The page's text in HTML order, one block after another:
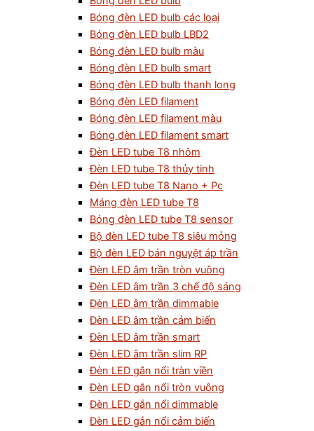
Bóng đèn LED bulb các loại
Bóng đèn LED bulb LBD2
Bóng đèn LED bulb màu
Bóng đèn LED bulb smart
Bóng đèn LED bulb thanh long
Bóng đèn LED filament
Bóng đèn LED filament màu
Bóng đèn LED filament smart
Đèn LED tube T8 nhôm
Đèn LED tube T8 thủy tinh
Đèn LED tube T8 Nano + Pc
Máng đèn LED tube T8
Bóng đèn LED tube T8 sensor
Bộ đèn LED tube T8 siêu mỏng
Bộ đèn LED bán nguyệt áp trần
Đèn LED âm trần tròn vuông
Đèn LED âm trần 3 chế độ sáng
Đèn LED âm trần dimmable
Đèn LED âm trần cảm biến
Đèn LED âm trần smart
Đèn LED âm trần slim RP
Đèn LED gắn nổi tràn viền
Đèn LED gắn nổi tròn vuông
Đèn LED gắn nổi dimmable
Đèn LED gắn nổi cảm biến